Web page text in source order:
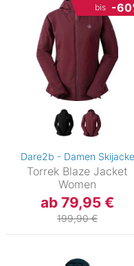
bis -
Dare2b - Damen Skijacke
Torrek Blaze Jacket
Women
ab 79,95 €
199,90 €